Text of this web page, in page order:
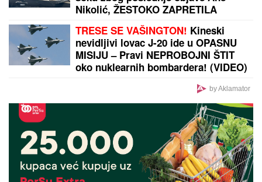
"NE UMIRE SE ZA LJUDIMA KOJI SU PUCALI U
TEBE"Brutalno oglašavanje Jovane Jeremić 5 dana
nakon veridbe Dragana Stankovića: "Znali su šta
rade"
NISTE GLADNI, A MRŠAVITE! Biolog
otkrio jutarnju metodu koja podstiče
telo da topi masti - pravilo 30-30-30
Eminu Jahović je jedna trauma
OBELEŽILA ZA CEO ŽIVOT, ovo
malo ko zna: "Pao mi je na ruke, bilo
mi je strašno teško"